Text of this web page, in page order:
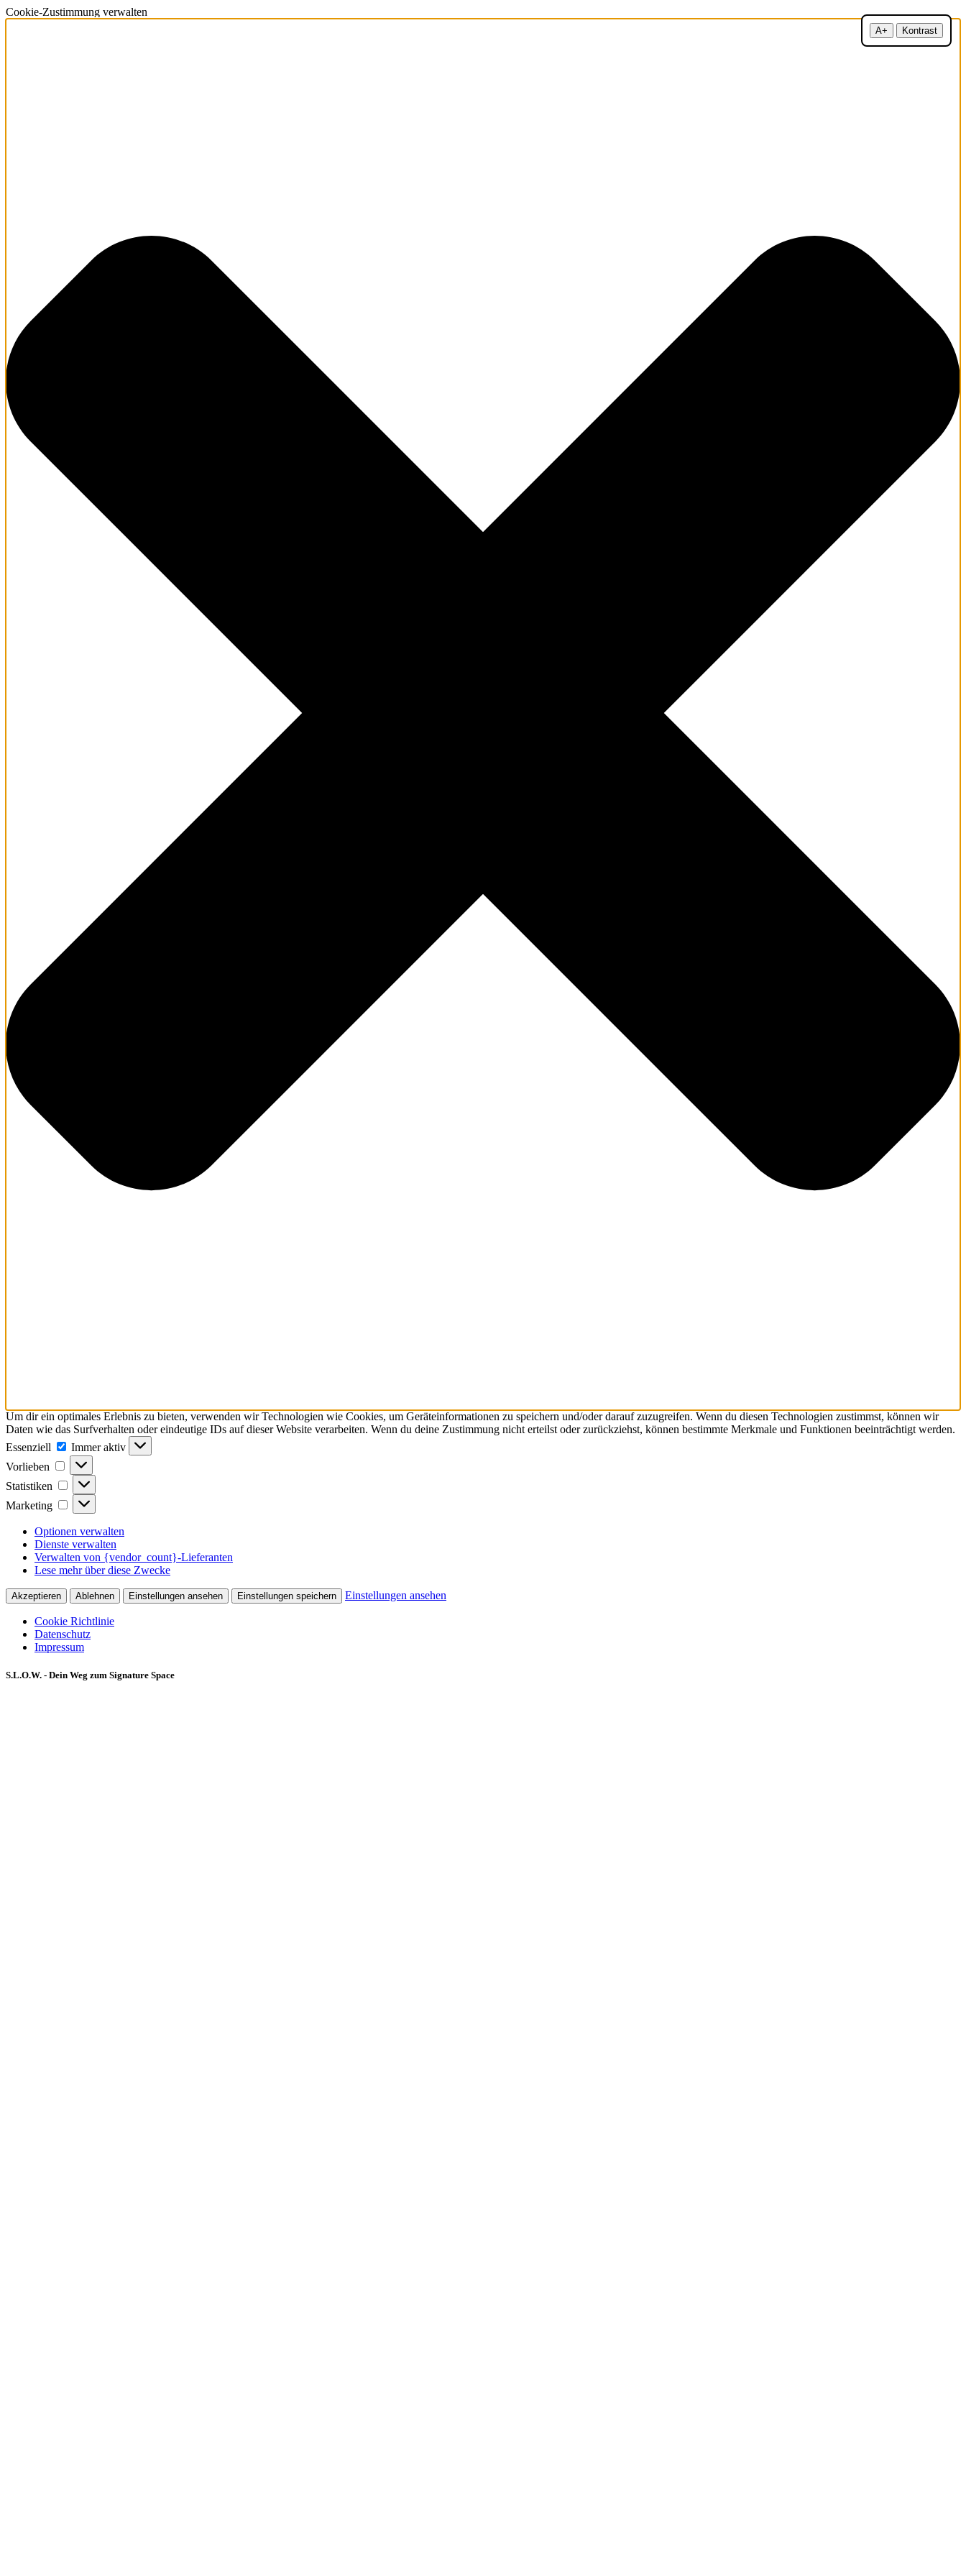
Cookie-Zustimmung verwalten
Um dir ein optimales Erlebnis zu bieten, verwenden wir Technologien wie Cookies, um Geräteinformationen zu speichern und/oder darauf zuzugreifen. Wenn du diesen Technologien zustimmst, können wir
Daten wie das Surfverhalten oder eindeutige IDs auf dieser Website verarbeiten. Wenn du deine Zustimmung nicht erteilst oder zurückziehst, können bestimmte Merkmale und Funktionen beeinträchtigt werden.
Essenziell
Essenziell
Immer aktiv
Vorlieben
Vorlieben
Statistiken Statistiken
Marketing Marketing
Optionen verwalten
Dienste verwalten
Verwalten von {vendor_count}-Lieferanten
Lese mehr über diese Zwecke
Akzeptieren Ablehnen Einstellungen ansehen Einstellungen speichern Einstellungen ansehen
Cookie Richtlinie
Datenschutz
Impressum
S.L.O.W. - Dein Weg zum Signature Space
A+ Kontrast